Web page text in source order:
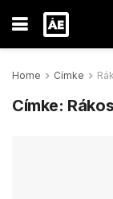
Home Címke
Címke: